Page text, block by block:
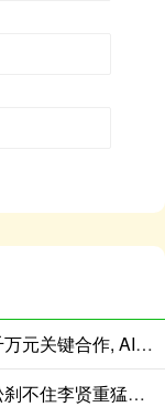
微私寡配资 晶泰科技与维昇药业达成数千万元关键合作, AI+机器人共拓内分泌药物千亿级蓝海市场
中京信投配资 男篮陷入梦游状态，五棵松刹不住李贤重猛攻，独揽33分撕裂中国防线！